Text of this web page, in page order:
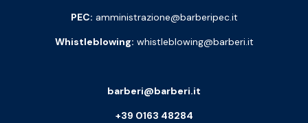
PEC: amministrazione@barberipec.it
Whistleblowing: whistleblowing@barberi.it
barberi@barberi.it
+39 0163 48284